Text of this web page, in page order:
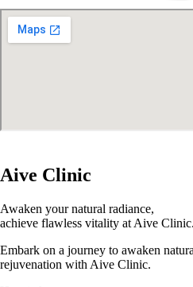
Aive Clinic
Awaken your natural radiance,
achieve flawless vitality at Aive Clinic.
Embark on a journey to awaken
rejuvenation with Aive Clinic.